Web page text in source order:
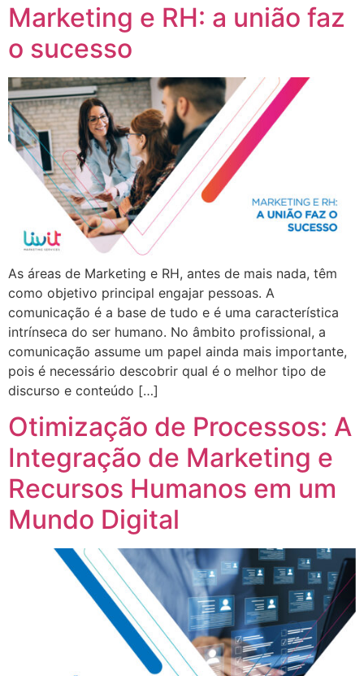
Marketing e RH: a união faz
o sucesso
As áreas de Marketing e RH, antes de mais nada, têm
como objetivo principal engajar pessoas. A
comunicação é a base de tudo e é uma característica
intrínseca do ser humano. No âmbito profissional, a
comunicação assume um papel ainda mais importante,
pois é necessário descobrir qual é o melhor tipo de
discurso e conteúdo […]
Otimização de Processos: A
Integração de Marketing e
Recursos Humanos em um
Mundo Digital